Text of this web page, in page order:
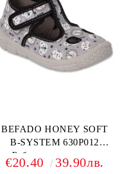
BEFADO HONEY SOFT
B-SYSTEM 630P012
Бебешки текстилни
обувки, Сив анимал принт
€20.40 39.90лв.